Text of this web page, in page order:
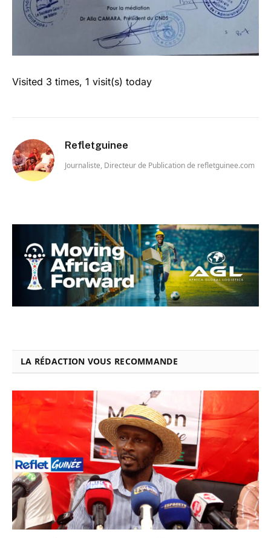
Visited 3 times, 1 visit(s) today
Refletguinee
Journaliste, Directeur de Publication de refletguinee.com
LA RÉDACTION VOUS RECOMMANDE